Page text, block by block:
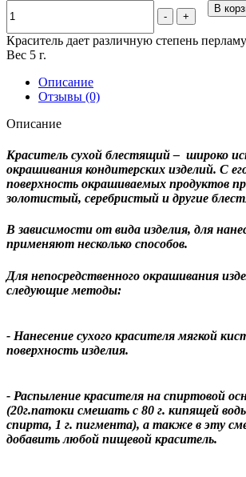
- +
В
Краситель дает различную степень
Вес 5 г.
Описание
Отзывы (0)
Описание
Краситель сухой блестящий – широко
окрашивания кондитерских изделий. С
поверхность окрашиваемых продуктов
золотистый, серебристый и другие
В зависимости от вида изделия, для
применяют несколько способов.
Для непосредственного окрашивания
следующие методы:
- Нанесение сухого красителя мягкой
поверхность изделия.
- Распыление красителя на спиртовой
(20г.патоки смешать с 80 г. кипящей
спирта, 1 г. пигмента), а также в эту
добавить любой пищевой краситель.